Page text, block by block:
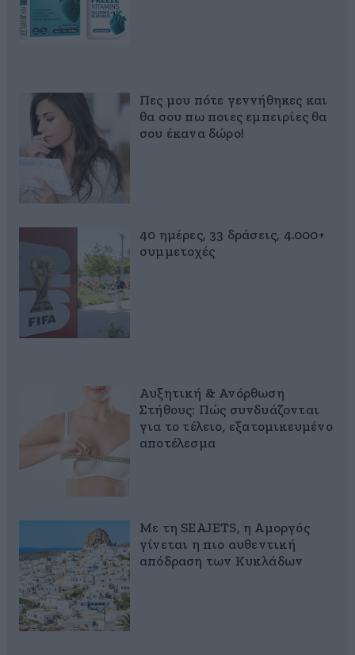
Πες μου πότε γεννήθηκες και
θα σου πω ποιες εμπειρίες θα
σου έκανα δώρο!
40 ημέρες, 33 δράσεις, 4.000+
συμμετοχές
Αυξητική & Ανόρθωση
Στήθους: Πώς συνδυάζονται
για το τέλειο, εξατομικευμένο
αποτέλεσμα
Με τη SEAJETS, η Αμοργός
γίνεται η πιο αυθεντική
απόδραση των Κυκλάδων